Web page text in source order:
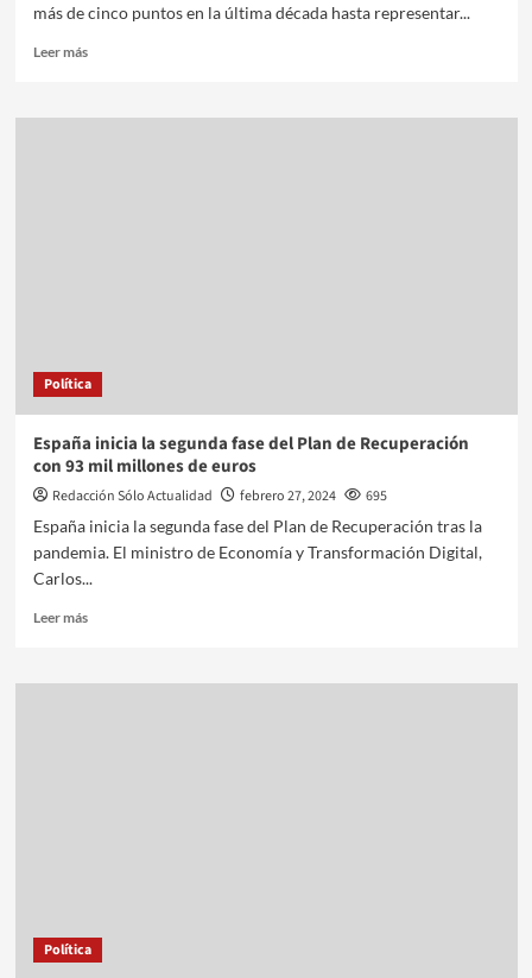
más de cinco puntos en la última década hasta representar...
Leer más
Política
España inicia la segunda fase del Plan de Recuperación
con 93 mil millones de euros
Redacción Sólo Actualidad febrero 27, 2024
695
España inicia la segunda fase del Plan de Recuperación tras la
pandemia. El ministro de Economía y Transformación Digital,
Carlos...
Leer más
Política